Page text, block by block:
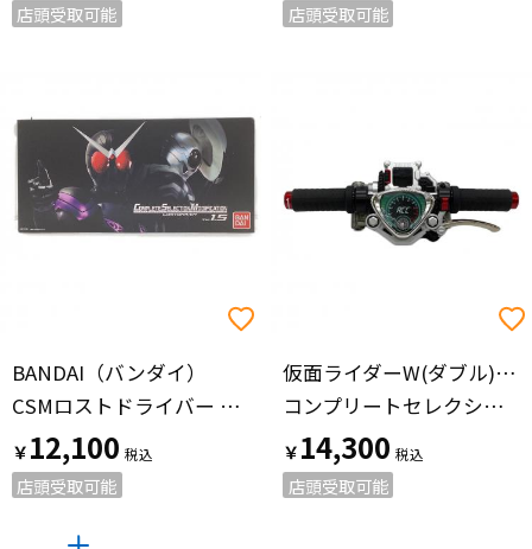
店頭受取可能 店頭受取可能
BANDAI（バンダイ）
CSMロストドライバー ver.1.5 仮面ライダー スカルメモリ電池部分ネジ潰れ有
￥12,100
店頭受取可能
仮面ライダーW(ダブル)（カメンライダーダブル）
コンプリートセレクションモディフィケーション アクセルドライバーVer.1.5 風都探偵 EDITION 仮面ライダー
￥14,300
店頭受取可能